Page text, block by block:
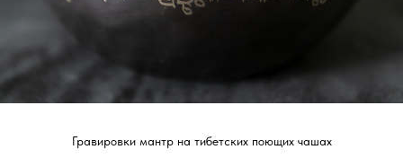
Гравировки мантр на тибетских поющих чашах